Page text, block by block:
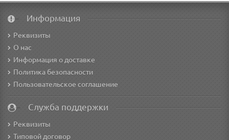
Информация
Реквизиты
О нас
Информация о доставке
Политика безопасности
Пользовательское соглашение
Служба поддержки
Реквизиты
Типовой договор